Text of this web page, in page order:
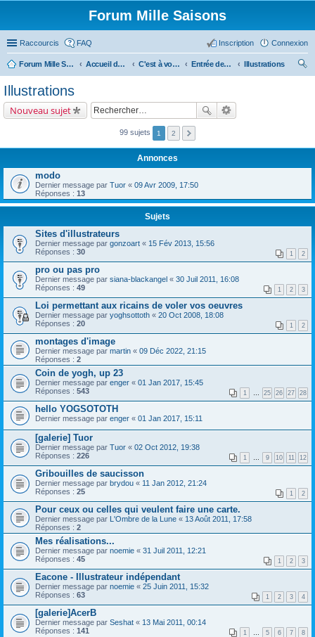
Forum Mille Saisons
Raccourcis FAQ Connexion
Inscription
Forum Mille Saisons Accueil du forum C'est à vous ! Entrée des artistes
Illustrations
Illustrations
Nouveau sujet
99 sujets 1 2
Annonces
modo
Dernier message par Tuor « 09 Avr 2009, 17:50
Réponses : 13
Sujets
Sites d'illustrateurs
Dernier message par gonzoart « 15 Fév 2013, 15:56
Réponses : 30 1 2
pro ou pas pro
Dernier message par siana-blackangel « 30 Juil 2011, 16:08
Réponses : 49 1 2 3
Loi permettant aux ricains de voler vos oeuvres
Dernier message par yoghsottoth « 20 Oct 2008, 18:08
Réponses : 20 1 2
montages d'image
Dernier message par martin « 09 Déc 2022, 21:15
Réponses : 2
Coin de yogh, up 23
Dernier message par enger « 01 Jan 2017, 15:45
Réponses : 543 1 … 25 26 27 28
hello YOGSOTOTH
Dernier message par enger « 01 Jan 2017, 15:11
[galerie] Tuor
Dernier message par Tuor « 02 Oct 2012, 19:38
Réponses : 226 1 … 9 10 11 12
Gribouilles de saucisson
Dernier message par brydou « 11 Jan 2012, 21:24
Réponses : 25 1 2
Pour ceux ou celles qui veulent faire une carte.
Dernier message par L'Ombre de la Lune « 13 Août 2011, 17:58
Réponses : 2
Mes réalisations...
Dernier message par noemie « 31 Juil 2011, 12:21
Réponses : 45 1 2 3
Eacone - Illustrateur indépendant
Dernier message par noemie « 25 Juin 2011, 15:32
Réponses : 63 1 2 3 4
[galerie]AcerB
Dernier message par Seshat « 13 Mai 2011, 00:14
Réponses : 141 1 … 5 6 7 8